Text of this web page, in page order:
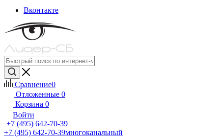
Вконтакте
Сравнение0
Отложенные 0
Корзина 0
Войти
+7 (495) 642-70-39
+7 (495) 642-70-39многоканальный